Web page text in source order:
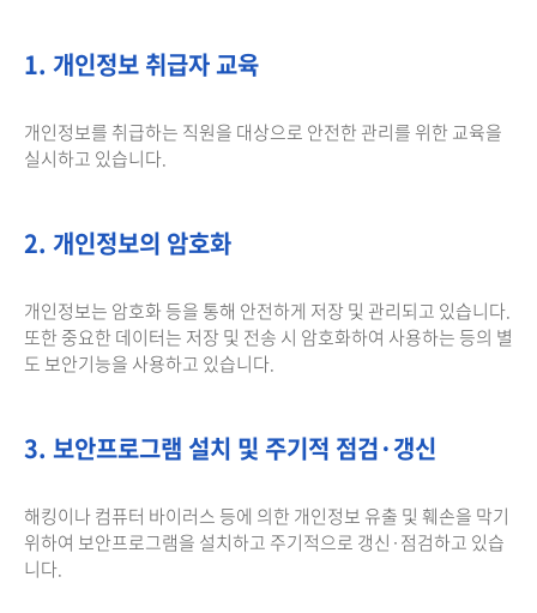
1. 개인정보 취급자 교육
개인정보를 취급하는 직원을 대상으로 안전한 관리를 위한 교육을
실시하고 있습니다.
2. 개인정보의 암호화
개인정보는 암호화 등을 통해 안전하게 저장 및 관리되고 있습니다.
또한 중요한 데이터는 저장 및 전송 시 암호화하여 사용하는 등의 별
도 보안기능을 사용하고 있습니다.
3. 보안프로그램 설치 및 주기적 점검·갱신
해킹이나 컴퓨터 바이러스 등에 의한 개인정보 유출 및 훼손을 막기
위하여 보안프로그램을 설치하고 주기적으로 갱신·점검하고 있습
니다.